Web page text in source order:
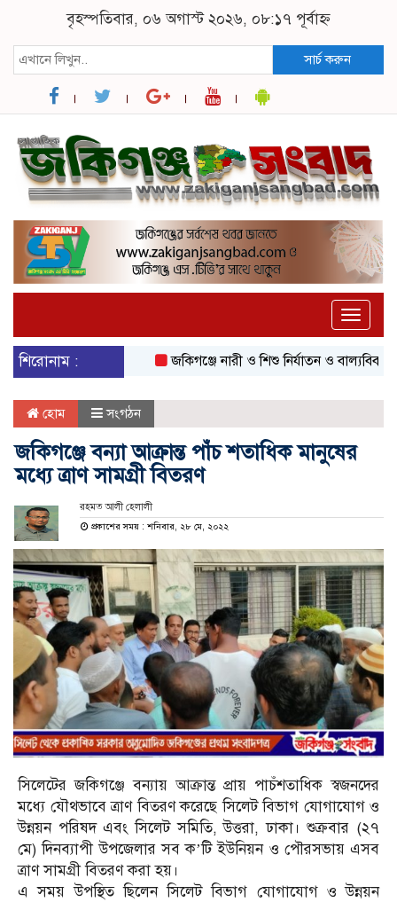
বৃহস্পতিবার, ০৬ অগাস্ট ২০২৬, ০৮:১৭ পূর্বাহ্ন
সার্চ করুন
Toggle
শিরোনাম :
জকিগঞ্জে নারী ও শিশু নির্যাতন ও বাল্যবিবাহ
হোম সংগঠন
জকিগঞ্জে বন্যা আক্রান্ত পাঁচ শতাধিক মানুষের
মধ্যে ত্রাণ সামগ্রী বিতরণ
রহমত আলী হেলালী
প্রকাশের সময় : শনিবার, ২৮ মে, ২০২২
সিলেটের জকিগঞ্জে বন‍্যায় আক্রান্ত প্রায় পাচঁশতাধিক স্বজনদের
মধ্যে যৌথভাবে ত্রাণ বিতরণ করেছে সিলেট বিভাগ যোগাযোগ ও
উন্নয়ন পরিষদ এবং সিলেট সমিতি, উত্তরা, ঢাকা। শুক্রবার (২৭
মে) দিনব্যাপী উপজেলার সব ক’টি ইউনিয়ন ও পৌরসভায় এসব
ত্রাণ সামগ্রী বিতরণ করা হয়।
এ সময় উপস্থিত ছিলেন সিলেট বিভাগ যোগাযোগ ও উন্নয়ন